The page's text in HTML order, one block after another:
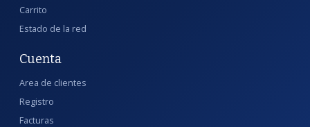
Carrito
Estado de la red
Cuenta
Area de clientes
Registro
Facturas